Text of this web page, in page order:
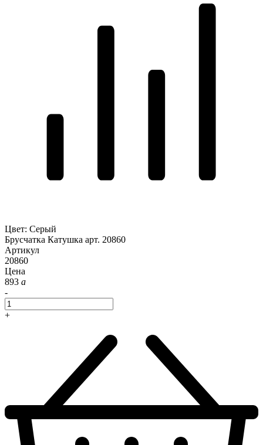
Цвет: Серый
Брусчатка Катушка арт. 20860
Артикул
20860
Цена
893 a
-
+